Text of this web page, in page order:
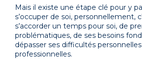
Mais il existe une étape clé pour y
s’occuper de soi, personnellement,
s’accorder un temps pour soi, de
problématiques, de ses besoins
dépasser ses difficultés
professionnelles.